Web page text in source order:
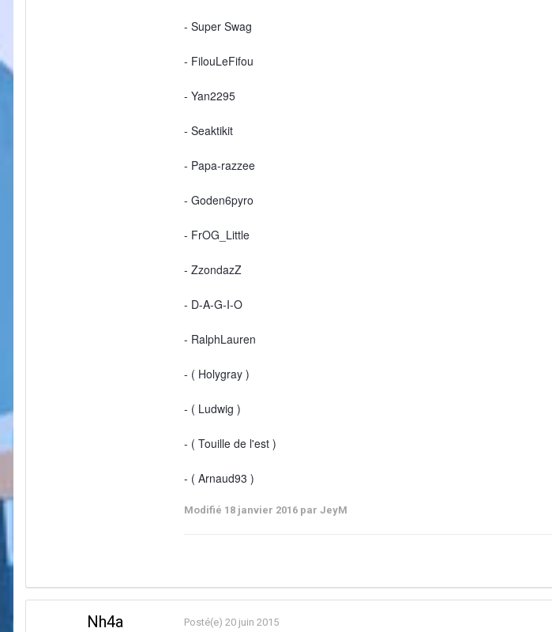
- Super Swag
- FilouLeFifou
- Yan2295
- Seaktikit
- Papa-razzee
- Goden6pyro
- FrOG_Little
- ZzondazZ
- D-A-G-I-O
- RalphLauren
- ( Holygray )
- ( Ludwig )
- ( Touille de l'est )
- ( Arnaud93 )
Modifié 18 janvier 2016 par JeyM
Nh4a Posté(e) 20 juin 2015